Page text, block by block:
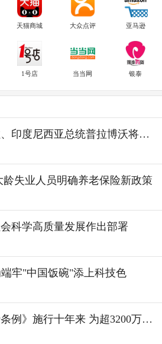
天猫商城 大众点评 亚马逊
1号店 当当网 银泰
意大利总统马塔雷拉、印度尼西亚总统普拉博沃将访华
失业人员明确养老保险新政策
科学高质量发展作出部署
牢"中国饭碗"添上科技色
《企业信息公示暂行条例》施行十年来 为超3200万户经营主体修复信用